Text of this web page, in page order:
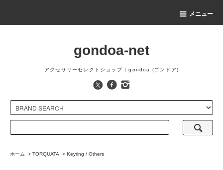
メニュー
gondoa-net
アクセサリーセレクトショップ | gondoa (ゴンドア)
ホーム > TORQUATA > Keyring / Others